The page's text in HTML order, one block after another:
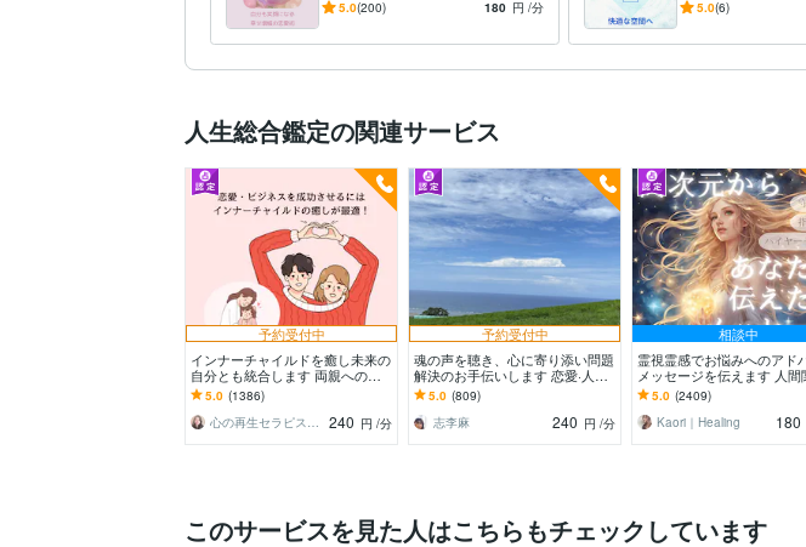
知る安心から自分から安心を
5.0(200) 180 円 /分
えることで、心
5.0(6)
人生総合鑑定の関連サービス
予約受付中
インナーチャイルドを癒し未来の
自分とも統合します 両親へのネ
ガティブな感情が お金や人間関
係に影響してる？
5.0 (1386)
心の再生セラピスト YASUKO
240 円 /分
予約受付中
魂の声を聴き、心に寄り添い問題
解決のお手伝いします 恋愛·人間
関係·家族·仕事·HSPさん…魂の望
む方へ✩.*˚
5.0 (809)
志李麻
240 円 /分
相談中
霊視霊感でお悩みへのアド
メッセージを伝えます 人間
係・仕事・使命・家族・イン
チャイルド・自分軸
5.0 (2409)
Kaori｜Healing
180
このサービスを見た人はこちらもチェックしています